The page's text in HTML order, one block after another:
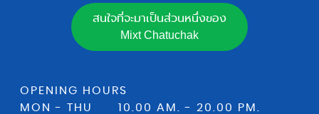
สนใจที่จะมาเป็นส่วนหนึ่งของ
Mixt Chatuchak
OPENING HOURS
MON - THU 10.00 AM. - 20.00 PM.